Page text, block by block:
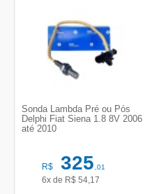
Sonda Lambda Pré ou Pós
Delphi Fiat Siena 1.8 8V 2006
até 2010
R$ 325,01
6x de R$ 54,17